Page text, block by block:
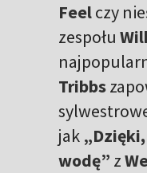
Feelczy
zespołu
Tribbs
jak
wodę” z